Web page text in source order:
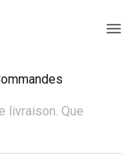
livraison. Que